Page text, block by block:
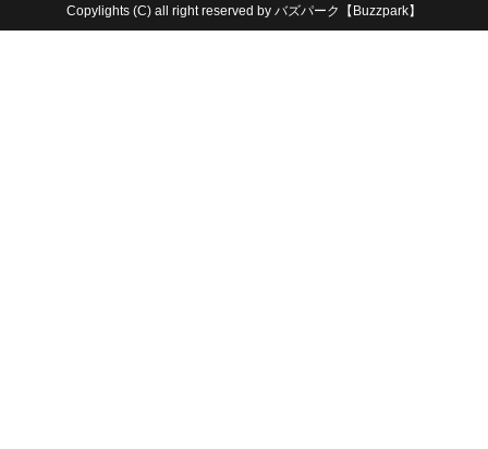
Copylights (C) all right reserved by バズパーク【Buzzpark】